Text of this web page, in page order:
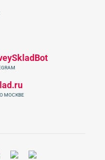
МОСКВЕ